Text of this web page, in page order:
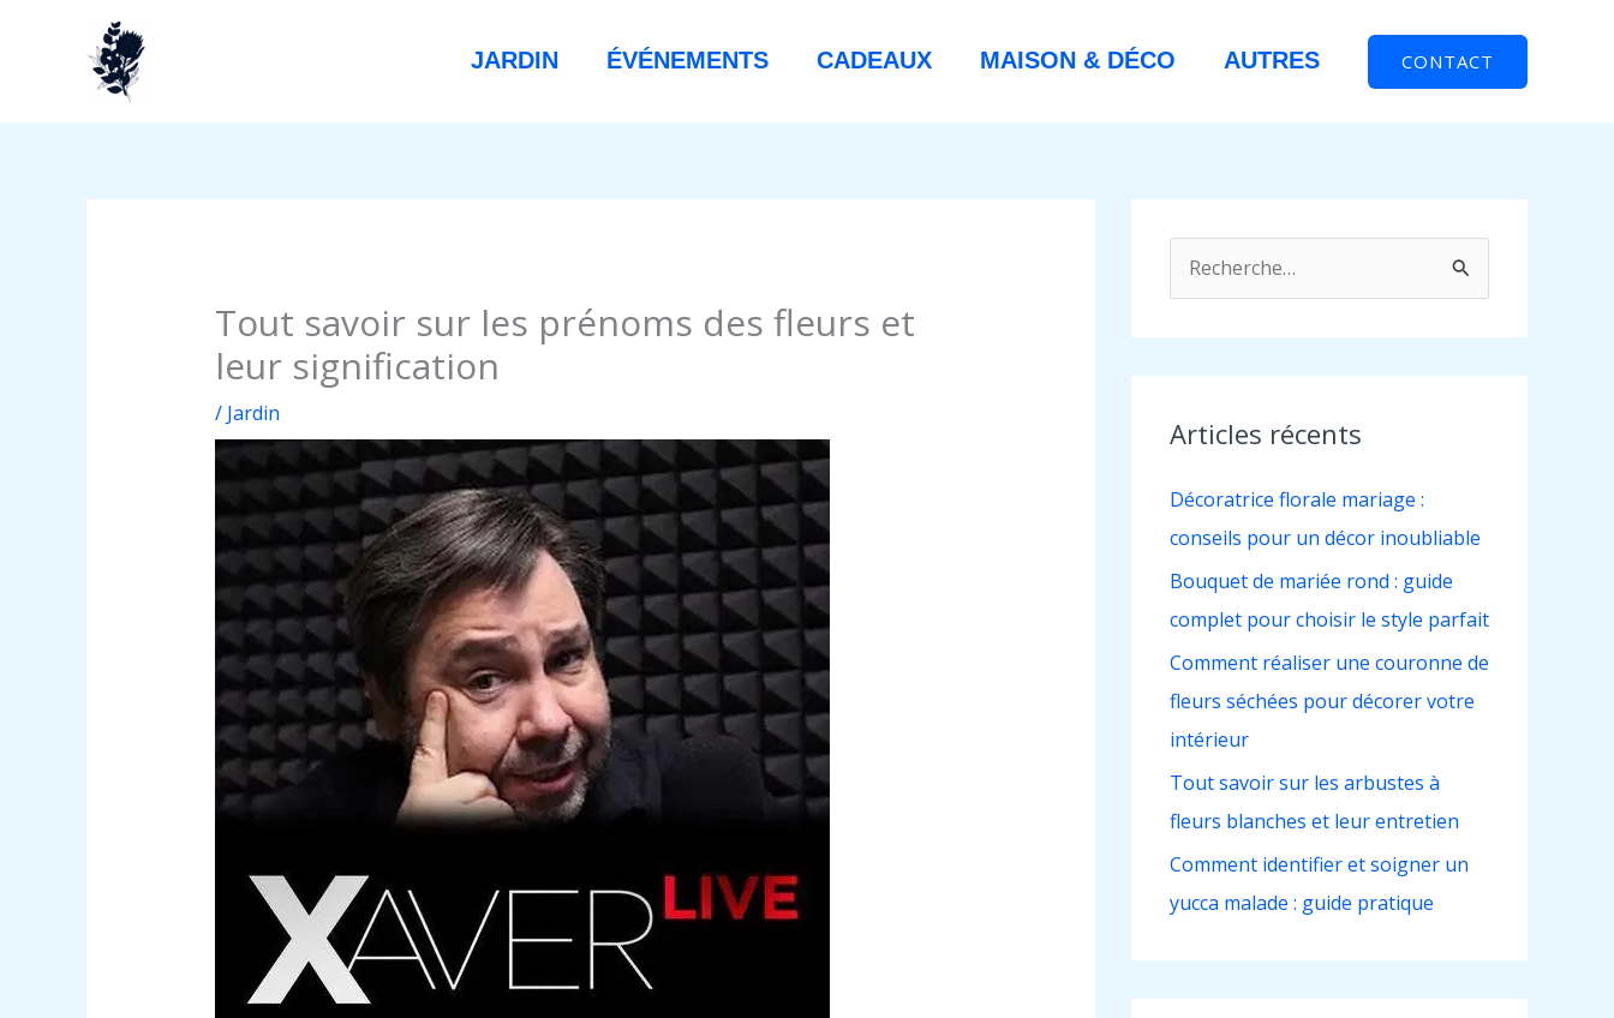
JARDIN ÉVÉNEMENTS CADEAUX MAISON & DÉCO AUTRES CONTACT
Tout savoir sur les prénoms des fleurs et
leur signification
/ Jardin
e
c
h
e
r
:
Articles récents
Décoratrice florale mariage :
conseils pour un décor inoubliable
Bouquet de mariée rond : guide
complet pour choisir le style parfait
Comment réaliser une couronne de
fleurs séchées pour décorer votre
intérieur
Tout savoir sur les arbustes à
fleurs blanches et leur entretien
Comment identifier et soigner un
yucca malade : guide pratique